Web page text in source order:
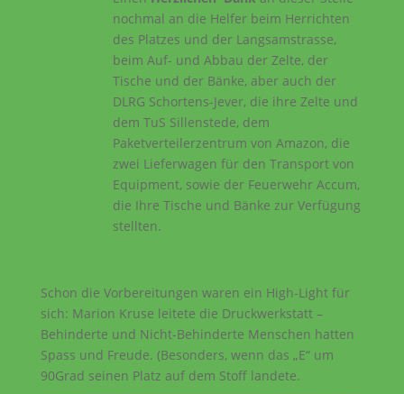
nochmal an die Helfer beim Herrichten
des Platzes und der Langsamstrasse,
beim Auf- und Abbau der Zelte, der
Tische und der Bänke, aber auch der
DLRG Schortens-Jever, die ihre Zelte und
dem TuS Sillenstede, dem
Paketverteilerzentrum von Amazon, die
zwei Lieferwagen für den Transport von
Equipment, sowie der Feuerwehr Accum,
die Ihre Tische und Bänke zur Verfügung
stellten.
Schon die Vorbereitungen waren ein High-Light für
sich: Marion Kruse leitete die Druckwerkstatt –
Behinderte und Nicht-Behinderte Menschen hatten
Spass und Freude. (Besonders, wenn das „E“ um
90Grad seinen Platz auf dem Stoff landete.